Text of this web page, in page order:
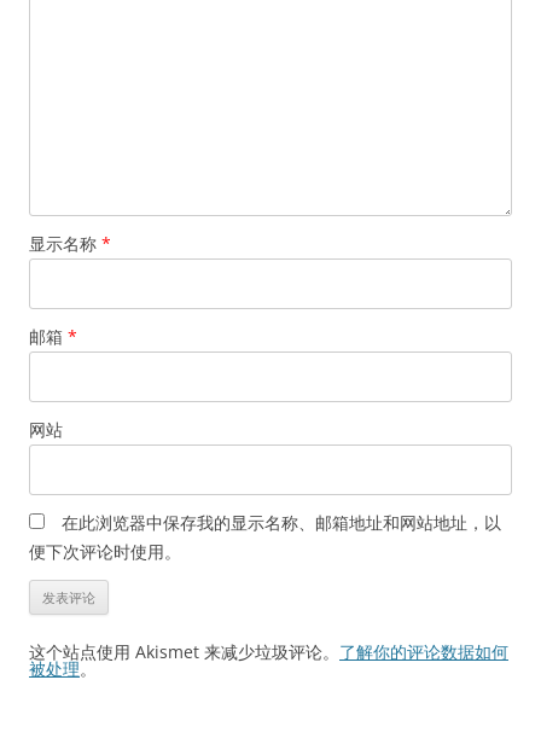
显示名称 *
邮箱 *
网站
在此浏览器中保存我的显示名称、邮箱地址和网站地址，以
便下次评论时使用。
这个站点使用 Akismet 来减少垃圾评论。 了解你的评论数据如何
被处理。